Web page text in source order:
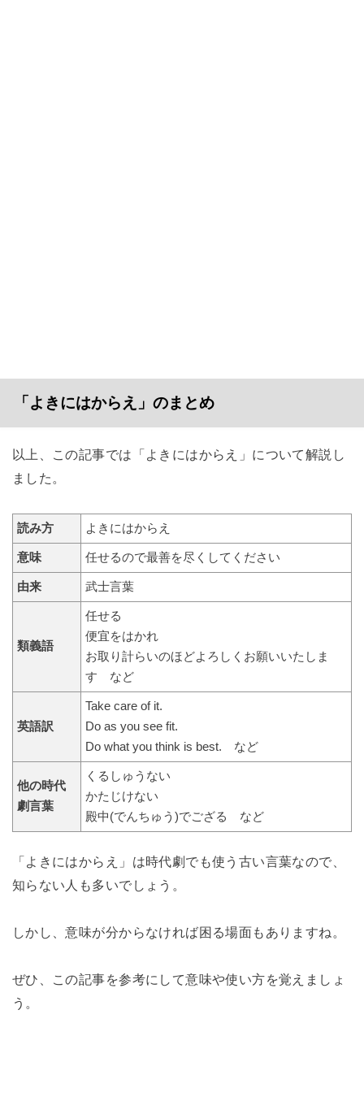
「よきにはからえ」のまとめ
以上、この記事では「よきにはからえ」について解説し
ました。
読み方 よきにはからえ
意味 任せるので最善を尽くしてください
由来 武士言葉
類義語
任せる
便宜をはかれ
お取り計らいのほどよろしくお願いいたしま
す など
英語訳
Take care of it.
Do as you see fit.
Do what you think is best. など
他の時代
劇言葉
くるしゅうない
かたじけない
殿中(でんちゅう)でござる など
「よきにはからえ」は時代劇でも使う古い言葉なので、
知らない人も多いでしょう。
しかし、意味が分からなければ困る場面もありますね。
ぜひ、この記事を参考にして意味や使い方を覚えましょ
う。